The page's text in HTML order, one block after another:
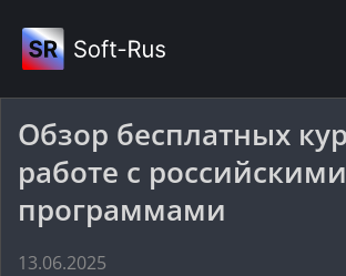
Обзор бесплатных курсов по
работе с российскими
программами
13.06.2025